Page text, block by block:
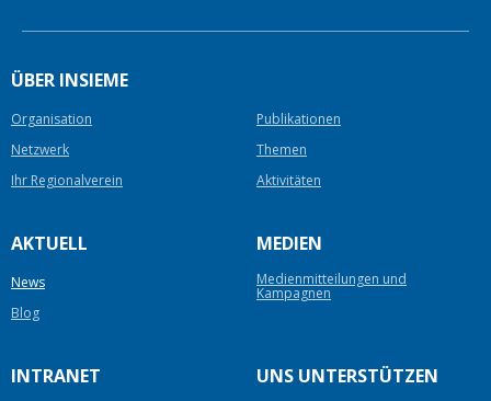
ÜBER INSIEME
Organisation
Publikationen
Netzwerk
Themen
Ihr Regionalverein
Aktivitäten
AKTUELL
News
Blog
MEDIEN
Medienmitteilungen und
Kampagnen
INTRANET UNS UNTERSTÜTZEN